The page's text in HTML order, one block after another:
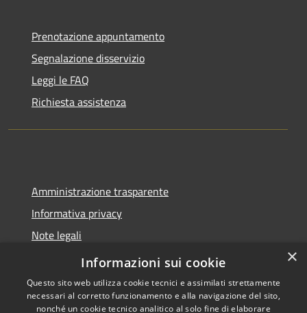
Prenotazione appuntamento
Segnalazione disservizio
Leggi le FAQ
Richiesta assistenza
Amministrazione trasparente
Informativa privacy
Note legali
Dichiarazione di accessibilità
×
Informazioni sui cookie
Questo sito web utilizza cookie tecnici e assimilati strettamente
necessari al corretto funzionamento e alla navigazione del sito,
nonché un cookie tecnico analitico al solo fine di elaborare